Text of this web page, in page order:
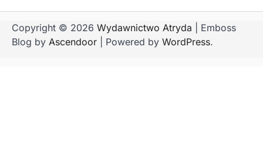
Copyright © 2026 Wydawnictwo Atryda | Emboss
Blog by Ascendoor | Powered by WordPress.